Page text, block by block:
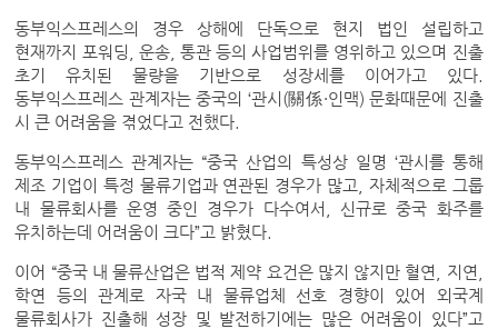
동부익스프레스의 경우 상해에 단독으로 현지 법인 설립하고
현재까지 포워딩, 운송, 통관 등의 사업범위를 영위하고 있으며 진출
초기 유치된 물량을 기반으로 성장세를 이어가고 있다.
동부익스프레스 관계자는 중국의 ‘관시(關係·인맥) 문화때문에 진출
시 큰 어려움을 겪었다고 전했다.
동부익스프레스 관계자는 “중국 산업의 특성상 일명 ‘관시를 통해
제조 기업이 특정 물류기업과 연관된 경우가 많고, 자체적으로 그룹
내 물류회사를 운영 중인 경우가 다수여서, 신규로 중국 화주를
유치하는데 어려움이 크다”고 밝혔다.
이어 “중국 내 물류산업은 법적 제약 요건은 많지 않지만 혈연, 지연,
학연 등의 관계로 자국 내 물류업체 선호 경향이 있어 외국계
물류회사가 진출해 성장 및 발전하기에는 많은 어려움이 있다”고